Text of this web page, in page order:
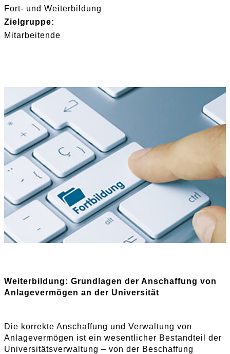
Fort- und Weiterbildung
Zielgruppe:
Mitarbeitende
Weiterbildung: Grundlagen der Anschaffung von
Anlagevermögen an der Universität
Die korrekte Anschaffung und Verwaltung von
Anlagevermögen ist ein wesentlicher Bestandteil der
Universitätsverwaltung – von der Beschaffung